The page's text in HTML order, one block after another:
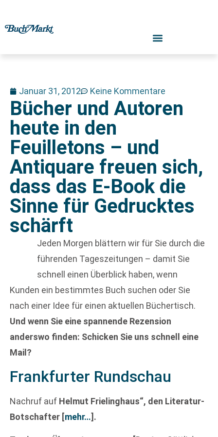
Januar 31, 2012 Keine Kommentare
Bücher und Autoren
heute in den
Feuilletons – und
Antiquare freuen sich,
dass das E-Book die
Sinne für Gedrucktes
schärft
Jeden Morgen blättern wir für Sie durch die
führenden Tageszeitungen – damit Sie
schnell einen Überblick haben, wenn
Kunden ein bestimmtes Buch suchen oder Sie
nach einer Idee für einen aktuellen Büchertisch.
Und wenn Sie eine spannende Rezension
anderswo finden: Schicken Sie uns schnell eine
Mail?
Frankfurter Rundschau
Nachruf auf Helmut Frielinghaus“, den Literatur-
Botschafter [mehr…] .